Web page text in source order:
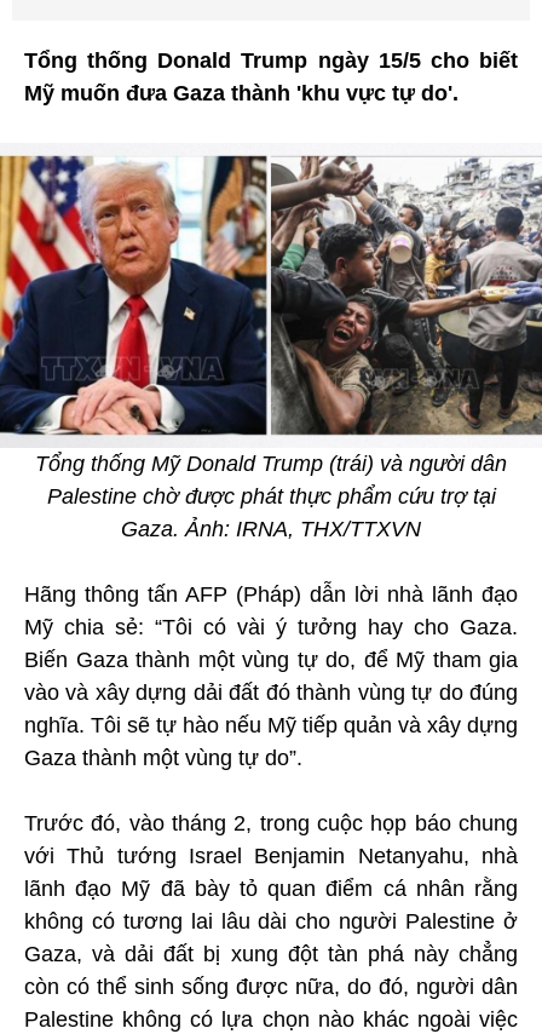
Tổng thống Donald Trump ngày 15/5 cho biết
Mỹ muốn đưa Gaza thành 'khu vực tự do'.
Tổng thống Mỹ Donald Trump (trái) và người dân
Palestine chờ được phát thực phẩm cứu trợ tại
Gaza. Ảnh: IRNA, THX/TTXVN
Hãng thông tấn AFP (Pháp) dẫn lời nhà lãnh đạo
Mỹ chia sẻ: “Tôi có vài ý tưởng hay cho Gaza.
Biến Gaza thành một vùng tự do, để Mỹ tham gia
vào và xây dựng dải đất đó thành vùng tự do đúng
nghĩa. Tôi sẽ tự hào nếu Mỹ tiếp quản và xây dựng
Gaza thành một vùng tự do”.
Trước đó, vào tháng 2, trong cuộc họp báo chung
với Thủ tướng Israel Benjamin Netanyahu, nhà
lãnh đạo Mỹ đã bày tỏ quan điểm cá nhân rằng
không có tương lai lâu dài cho người Palestine ở
Gaza, và dải đất bị xung đột tàn phá này chẳng
còn có thể sinh sống được nữa, do đó, người dân
Palestine không có lựa chọn nào khác ngoài việc